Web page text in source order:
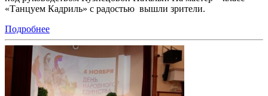
«Танцуем Кадриль» с радостью вышли зрители.
Подробнее